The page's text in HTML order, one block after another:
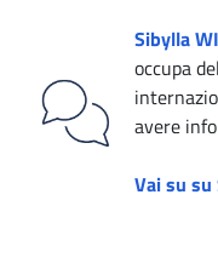
Sibylla
occupa
avere
Vai su su